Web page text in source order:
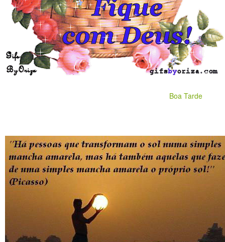
Boa Tarde